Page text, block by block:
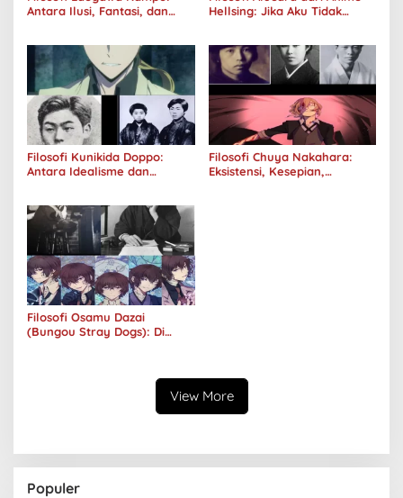
Antara Ilusi, Fantasi, dan
Hellsing: Jika Aku Tidak
Filosofi Kunikida Doppo:
Antara Idealisme dan
Filosofi Chuya Nakahara:
Eksistensi, Kesepian,
Filosofi Osamu Dazai
(Bungou Stray Dogs): Di
View More
Populer